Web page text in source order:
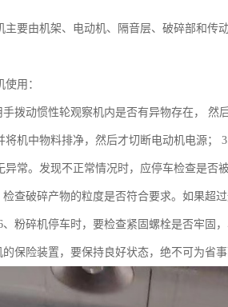
主要由机架、电动机、隔音层、破碎部和传
用：
手拨动惯性轮观察机内是否有异物存在， 然
将机中物料排净，然后才切断电动机电源；
异常。发现不正常情况时，应停车检查是否
检查破碎产物的粒度是否符合要求。如果超
、粉碎机停车时，要检查紧固螺栓是否牢固
保险装置，要保持良好状态，绝不可为省事